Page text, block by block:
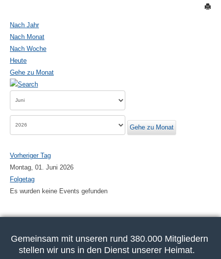
Nach Jahr
Nach Monat
Nach Woche
Heute
Gehe zu Monat
Gehe zu Monat
Vorheriger Tag
Montag, 01. Juni 2026
Folgetag
Es wurden keine Events gefunden
Gemeinsam mit unseren rund 380.000 Mitgliedern
stellen wir uns in den Dienst unserer Heimat.